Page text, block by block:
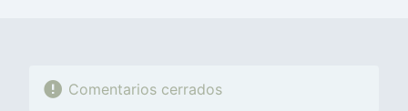
Comentarios cerrados